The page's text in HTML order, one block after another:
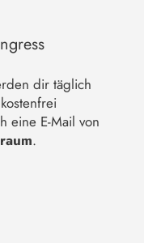
dir täglich
eine E-Mail von
.